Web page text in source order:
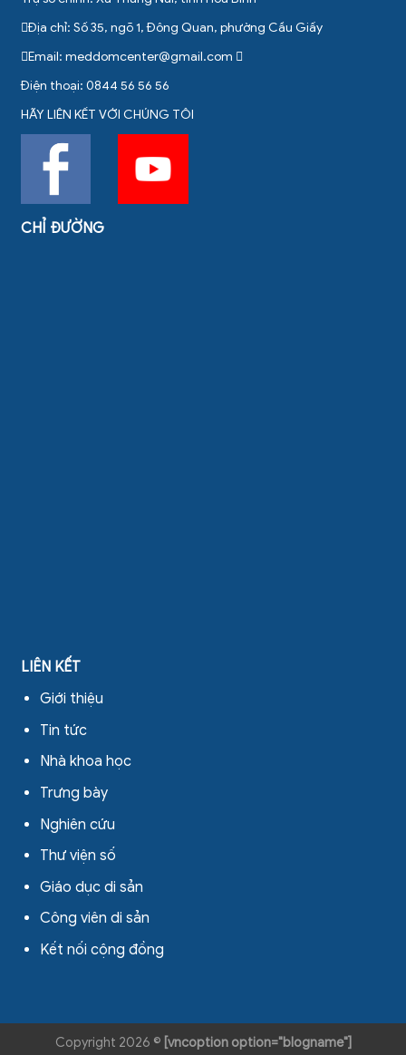
Địa chỉ: Số 35, ngõ 1, Đông Quan, phường Cầu Giấy
Email: meddomcenter@gmail.com
Điện thoại: 0844 56 56 56
HÃY LIÊN KẾT VỚI CHÚNG TÔI
CHỈ ĐƯỜNG
LIÊN KẾT
Giới thiệu
Tin tức
Nhà khoa học
Trưng bày
Nghiên cứu
Thư viện số
Giáo dục di sản
Công viên di sản
Kết nối cộng đồng
Copyright 2026 © [vncoption option="blogname"]